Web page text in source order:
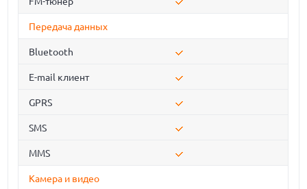
Передача данных
Bluetooth
E-mail клиент
GPRS
SMS
MMS
Камера и видео